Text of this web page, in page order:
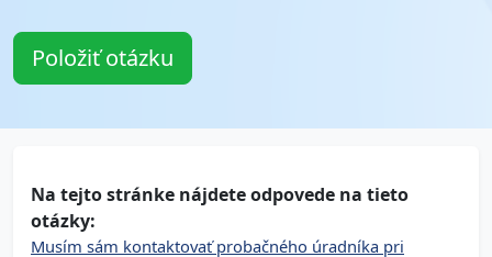
Položiť otázku
Na tejto stránke nájdete odpovede na tieto
otázky:
Musím sám kontaktovať probačného úradníka pri